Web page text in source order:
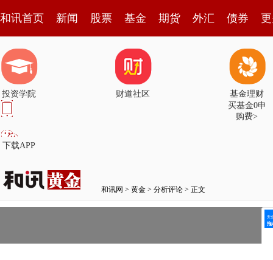
和讯首页 新闻 股票 基金 期货 外汇 债券
投资学院 财道社区
基金理财
买基金0申
购费>
下载APP
和讯网 > 黄金 > 分析评论 > 正文